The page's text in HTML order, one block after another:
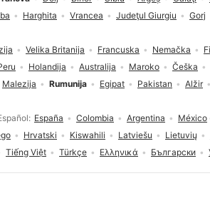
España Colombia Argentina México
Hrvatski Kiswahili Latviešu Lietuvių
Tiếng Việt Türkçe Ελληνικά Български
Velika Britanija Francuska Nemačka
Holandija Australija Maroko Češka
Malezija Rumunija Egipat Pakistan Alžir
Harghita Vrancea Judeţul Giurgiu Gorj